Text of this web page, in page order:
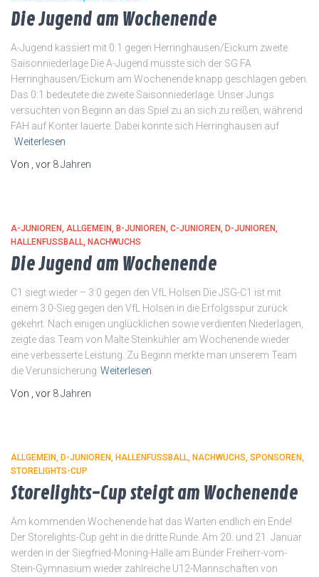
Die Jugend am Wochenende
A-Jugend kassiert mit 0:1 gegen Herringhausen/Eickum zweite
Saisonniederlage Die A-Jugend musste sich der SG FA
Herringhausen/Eickum am Wochenende knapp geschlagen geben.
Das 0:1 bedeutete die zweite Saisonniederlage. Unser Jungs
versuchten von Beginn an das Spiel zu an sich zu reißen, während
FAH auf Konter lauerte. Dabei konnte sich Herringhausen auf
Weiterlesen
Von
, vor 8 Jahren
A-JUNIOREN ALLGEMEIN B-JUNIOREN C-JUNIOREN D-JUNIOREN
HALLENFUSSBALL NACHWUCHS
Die Jugend am Wochenende
C1 siegt wieder – 3:0 gegen den VfL Holsen Die JSG-C1 ist mit
einem 3:0-Sieg gegen den VfL Holsen in die Erfolgsspur zurück
gekehrt. Nach einigen unglücklichen sowie verdienten Niederlagen,
zeigte das Team von Malte Steinkühler am Wochenende wieder
eine verbesserte Leistung. Zu Beginn merkte man unserem Team
die Verunsicherung Weiterlesen
Von
, vor 8 Jahren
ALLGEMEIN D-JUNIOREN HALLENFUSSBALL NACHWUCHS SPONSOREN
STORELIGHTS-CUP
Storelights-Cup steigt am Wochenende
Am kommenden Wochenende hat das Warten endlich ein Ende!
Der Storelights-Cup geht in die dritte Runde. Am 20. und 21. Januar
werden in der Siegfried-Moning-Halle am Bünder Freiherr-vom-
Stein-Gymnasium wieder zahlreiche U12-Mannschaften von